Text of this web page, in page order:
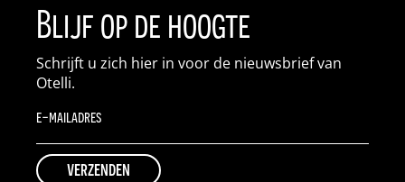
Blijf op de hoogte
Schrijft u zich hier in voor de nieuwsbrief van
Otelli.